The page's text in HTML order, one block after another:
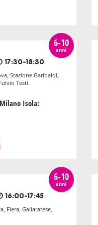
6-10
anni
17:30-18:30
Stazione Garibaldi,
Testi
Isola:
6-10
anni
16:00-17:45
Fiera, Gallaratese,